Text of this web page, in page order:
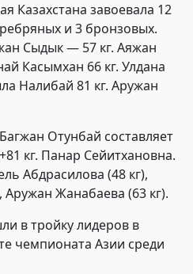
Казахстана завоевала 12
и 3 бронзовых.
Сыдык — 57 кг. Аяжан
Касымхан 66 кг. Улдана
Налибай 81 кг. Аружан
Отунбай составляет
кг. Панар Сейитхановна.
Абдрасилова (48 кг),
Аружан Жанабаева (63 кг).
в тройку лидеров в
чемпионата Азии среди